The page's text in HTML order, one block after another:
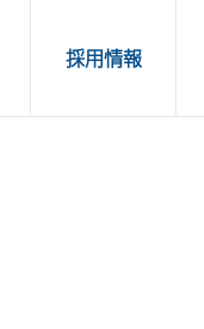
採用情報